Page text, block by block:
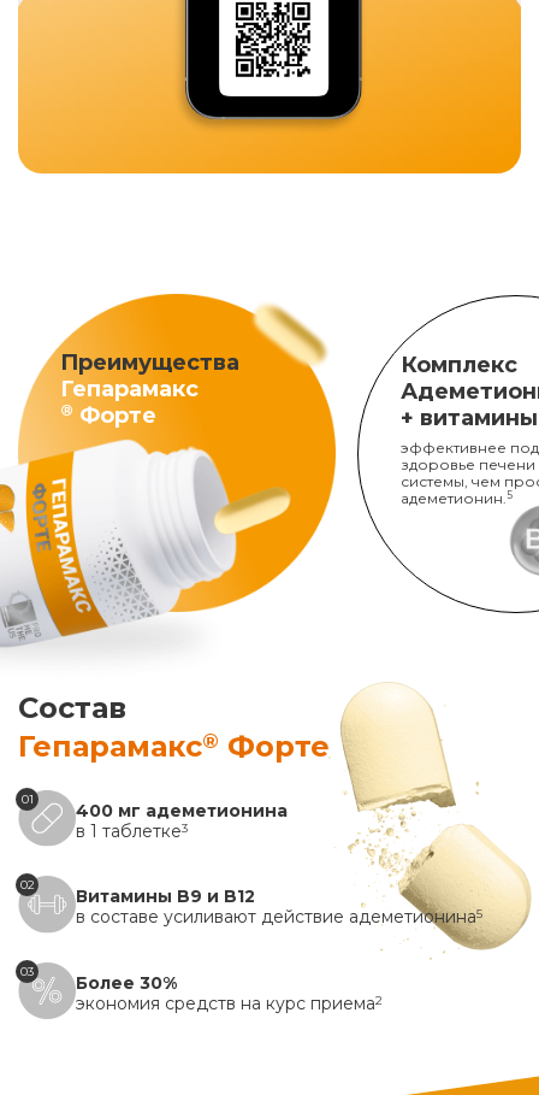
Преимущества
Гепарамакс
® Форте
Комплекс
+
эффективнее
здоровье печени
системы, чем
адеметионин. 5
Состав
Гепарамакс® Форте
01
400 мг адеметионина
в 1 таблетке3
02
Витамины B9 и B12
в составе усиливают действие адеметионина5
03
Более 30%
экономия средств на курс приема2